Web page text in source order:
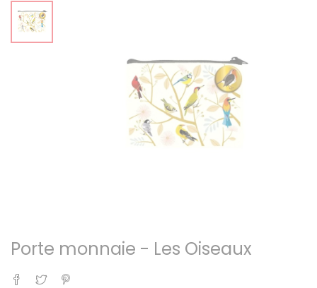
Porte monnaie - Les Oiseaux
Partager
Tweet